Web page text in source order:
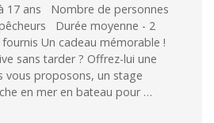
17 ans Nombre de personnes
Durée moyenne - 2
Un cadeau mémorable !
sans tarder ? Offrez-lui une
vous proposons, un stage
en mer en bateau pour …